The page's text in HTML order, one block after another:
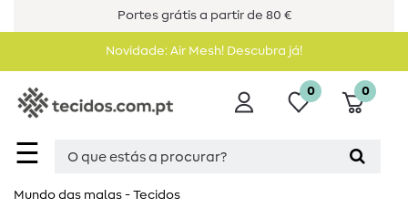
Portes grátis a partir de 80 €
Novidade: Air Mesh! Descubra já!
☰
0 0
Mundo das malas - Tecidos